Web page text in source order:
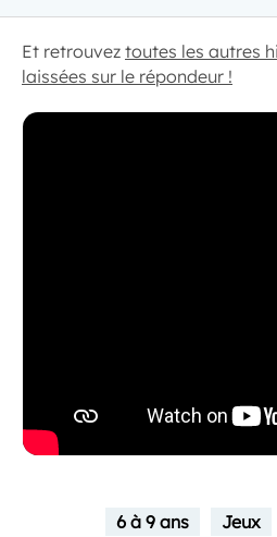
Et retrouvez toutes les autres
laissées sur le répondeur !
6 à 9 ans Jeux